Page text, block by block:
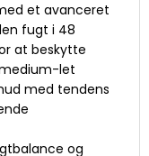
et avanceret
fugt i 48
at beskytte
let
med tendens
og